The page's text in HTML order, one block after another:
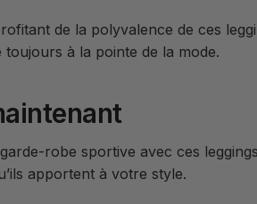
de la polyvalence de ces
à la pointe de la mode.
robe sportive avec ces
apportent à votre style.